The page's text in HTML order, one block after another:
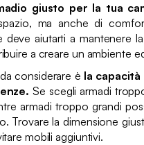
giusto per la tua
ma anche di
deve aiutarti a mantenere
a creare un ambiente
considerare è la
Se scegli armadi
armadi troppo grandi
Trovare la dimensione
mobili aggiuntivi.